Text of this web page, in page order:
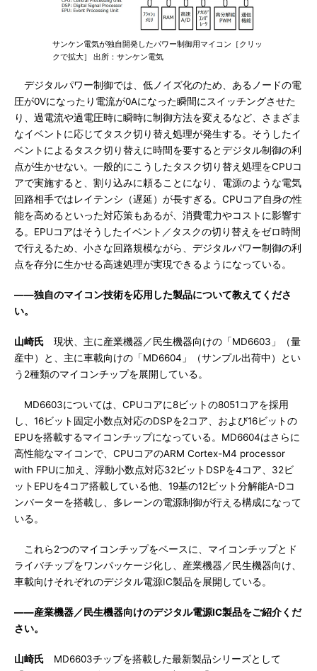
サンケン電気が独自開発したパワー制御用マイコン［クリッ
クで拡大］ 出所：サンケン電気
デジタルパワー制御では、低ノイズ化のため、あるノードの電
圧が0Vになったり電流が0Aになった瞬間にスイッチングさせた
り、過電流や過電圧時に瞬時に制御方法を変えるなど、さまざま
なイベントに応じてタスク切り替え処理が発生する。そうしたイ
ベントによるタスク切り替えに時間を要するとデジタル制御の利
点が生かせない。一般的にこうしたタスク切り替え処理をCPUコ
アで実施すると、割り込みに頼ることになり、電源のような電気
回路相手ではレイテンシ（遅延）が長すぎる。CPUコア自身の性
能を高めるといった対応策もあるが、消費電力やコストに影響す
る。EPUコアはそうしたイベント／タスクの切り替えをゼロ時間
で行えるため、小さな回路規模ながら、デジタルパワー制御の利
点を存分に生かせる高速処理が実現できるようになっている。
――独自のマイコン技術を応用した製品について教えてくださ
い。
山崎氏 現状、主に産業機器／民生機器向けの「MD6603」（量
産中）と、主に車載向けの「MD6604」（サンプル出荷中）とい
う2種類のマイコンチップを展開している。
MD6603については、CPUコアに8ビットの8051コアを採用
し、16ビット固定小数点対応のDSPを2コア、および16ビットの
EPUを搭載するマイコンチップになっている。MD6604はさらに
高性能なマイコンで、CPUコアのARM Cortex-M4 processor
with FPUに加え、浮動小数点対応32ビットDSPを4コア、32ビ
ットEPUを4コア搭載している他、19基の12ビット分解能A-Dコ
ンバーターを搭載し、多レーンの電源制御が行える構成になって
いる。
これら2つのマイコンチップをベースに、マイコンチップとド
ライバチップをワンパッケージ化し、産業機器／民生機器向け、
車載向けそれぞれのデジタル電源IC製品を展開している。
――産業機器／民生機器向けのデジタル電源IC製品をご紹介くだ
さい。
山崎氏 MD6603チップを搭載した最新製品シリーズとして